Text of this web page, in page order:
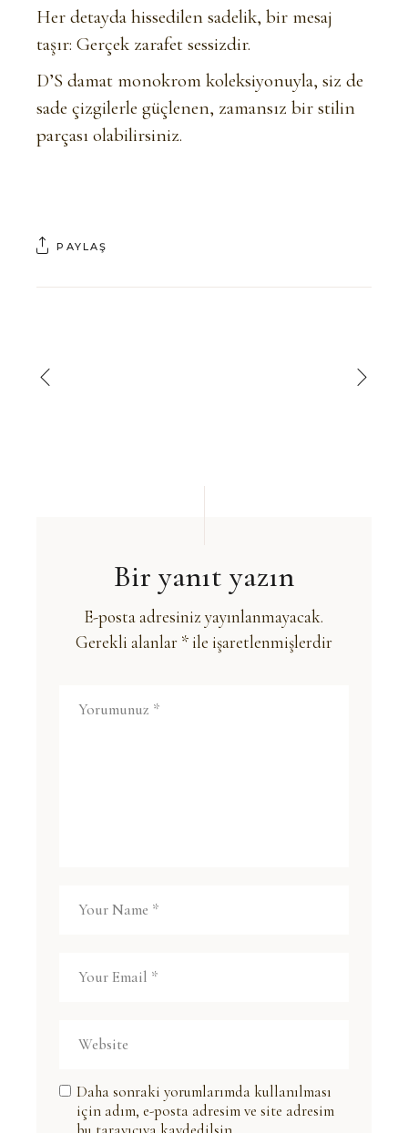
Her detayda hissedilen sadelik, bir mesaj
taşır: Gerçek zarafet sessizdir.
D’S damat monokrom koleksiyonuyla, siz de
sade çizgilerle güçlenen, zamansız bir stilin
parçası olabilirsiniz.
PAYLAŞ
Bir yanıt yazın
E-posta adresiniz yayınlanmayacak.
Gerekli alanlar *ile işaretlenmişlerdir
Daha sonraki yorumlarımda kullanılması
için adım, e-posta adresim ve site adresim